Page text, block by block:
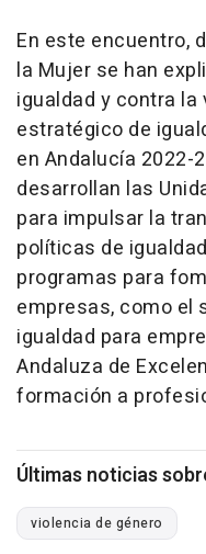
En este encuentro,
la Mujer se han
igualdad y contra la
estratégico de
en Andalucía 2022-
desarrollan las
para impulsar la
políticas de
programas para
empresas, como el
igualdad para
Andaluza de
formación a
Últimas noticias
violencia de género